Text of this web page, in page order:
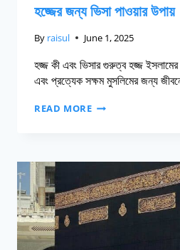
হজ্জের জন্য ভিসা পাওয়ার উপায়
By raisul June 1, 2025
হজ্জ কী এবং ভিসার গুরুত্ব হজ্জ
এবং প্রত্যেক সক্ষম মুসলিমের জন্য
READ MORE